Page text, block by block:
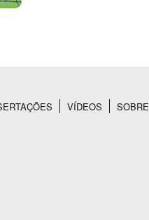
VÍDEOS SOBRE